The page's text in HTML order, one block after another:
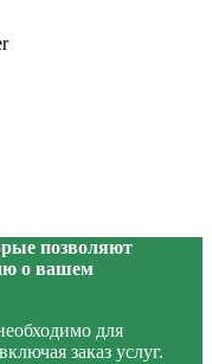
позволяют
о вашем
для
заказ услуг.